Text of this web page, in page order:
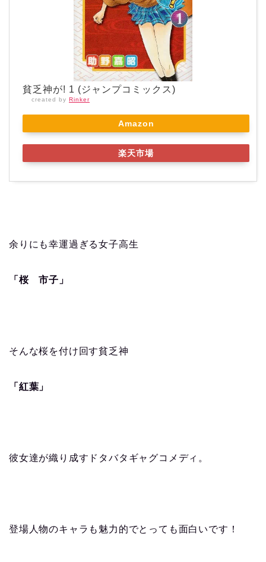
貧乏神が! 1 (ジャンプコミックス)
created by Rinker
Amazon
楽天市場
余りにも幸運過ぎる女子高生
「桜 市子」
そんな桜を付け回す貧乏神
「紅葉」
彼女達が織り成すドタバタギャグコメディ。
登場人物のキャラも魅力的でとっても面白いです！